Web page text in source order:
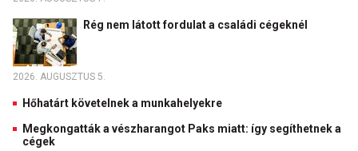
Rég nem látott fordulat a családi cégeknél
2026. AUGUSZTUS 5.
Hőhatárt követelnek a munkahelyekre
Megkongatták a vészharangot Paks miatt: így segíthetnek a
cégek